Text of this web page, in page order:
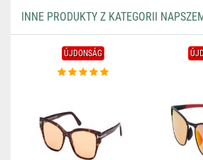
INNE PRODUKTY Z KATEGORII
ÚJDONSÁG